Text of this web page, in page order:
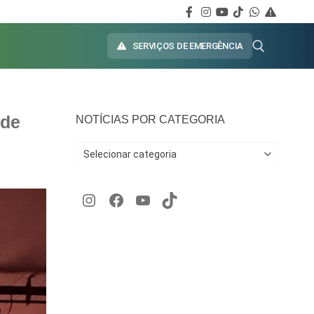
SERVIÇOS DE EMERGÊNCIA
NOTÍCIAS POR CATEGORIA